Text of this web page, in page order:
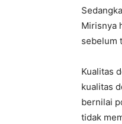
Mirisnya
sebelum
Kualitas
kualitas
bernilai
tidak